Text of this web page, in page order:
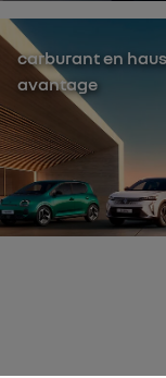
carburant en
avantage